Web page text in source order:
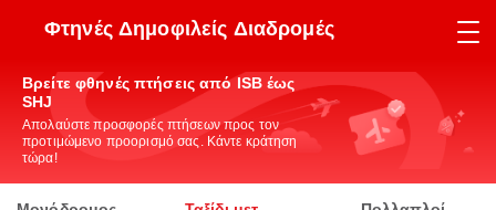
Φτηνές Δημοφιλείς Διαδρομές
Βρείτε φθηνές πτήσεις από ISB έως
SHJ
Απολαύστε προσφορές πτήσεων προς τον
προτιμώμενο προορισμό σας. Κάντε κράτηση
τώρα!